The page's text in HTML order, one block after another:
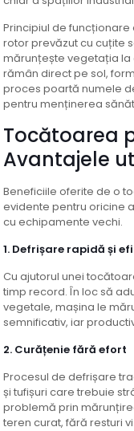
Principiul de funcționare
rotor prevăzut cu cuțite
mărunțește vegetația la
rămân direct pe sol,
proces poartă numele
pentru menținerea
Tocătoarea
Avantajele
Beneficiile oferite de o
evidente pentru oricine
cu echipamente vechi.
1. Defrișare rapidă și
Cu ajutorul unei
timp record. În loc să
vegetale, mașina le
semnificativ, iar
2. Curățenie fără efort
Procesul de defrișare
și tufișuri care trebuie
problemă prin
teren curat, fără resturi